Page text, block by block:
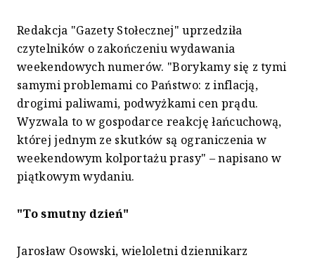
Redakcja "Gazety Stołecznej" uprzedziła
czytelników o zakończeniu wydawania
weekendowych numerów. "Borykamy się z tymi
samymi problemami co Państwo: z inflacją,
drogimi paliwami, podwyżkami cen prądu.
Wyzwala to w gospodarce reakcję łańcuchową,
której jednym ze skutków są ograniczenia w
weekendowym kolportażu prasy" – napisano w
piątkowym wydaniu.
"To smutny dzień"
Jarosław Osowski, wieloletni dziennikarz